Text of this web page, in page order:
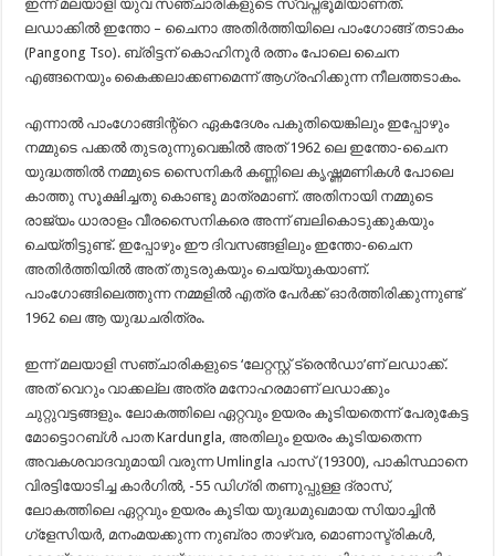
ഇന്ന് മലയാളി യുവ സഞ്ചാരികളുടെ സ്വപ്നഭൂമിയാണത്.
ലഡാക്കിൽ ഇന്തോ – ചൈനാ അതിർത്തിയിലെ പാംഗോങ്ങ് തടാകം
(Pangong Tso). ബ്രിട്ടന് കൊഹിനൂർ രത്നം പോലെ ചൈന
എങ്ങനെയും കൈക്കലാക്കണമെന്ന് ആഗ്രഹിക്കുന്ന നീലത്തടാകം.
എന്നാൽ പാംഗോങ്ങിന്റ്റെ ഏകദേശം പകുതിയെങ്കിലും ഇപ്പോഴും
നമ്മുടെ പക്കൽ തുടരുന്നുവെങ്കിൽ അത് 1962 ലെ ഇന്തോ-ചൈന
യുദ്ധത്തിൽ നമ്മുടെ സൈനികർ കണ്ണിലെ കൃഷ്ണമണികൾ പോലെ
കാത്തു സൂക്ഷിച്ചതു കൊണ്ടു മാത്രമാണ്. അതിനായി നമ്മുടെ
രാജ്യം ധാരാളം വീരസൈനികരെ അന്ന് ബലികൊടുക്കുകയും
ചെയ്തിട്ടുണ്ട്. ഇപ്പോഴും ഈ ദിവസങ്ങളിലും ഇന്തോ-ചൈന
അതിർത്തിയിൽ അത് തുടരുകയും ചെയ്യുകയാണ്.
പാംഗോങ്ങിലെത്തുന്ന നമ്മളിൽ എത്ര പേർക്ക് ഓർത്തിരിക്കുന്നുണ്ട്
1962 ലെ ആ യുദ്ധചരിത്രം.
ഇന്ന് മലയാളി സഞ്ചാരികളുടെ ‘ലേറ്റസ്റ്റ് ട്രെൻഡാ’ണ് ലഡാക്ക്.
അത് വെറും വാക്കല്ല അത്ര മനോഹരമാണ് ലഡാക്കും
ചുറ്റുവട്ടങ്ങളും. ലോകത്തിലെ ഏറ്റവും ഉയരം കൂടിയതെന്ന് പേരുകേട്ട
മോട്ടൊറബ്ൾ പാത Kardungla, അതിലും ഉയരം കൂടിയതെന്ന
അവകശവാദവുമായി വരുന്ന Umlingla പാസ് (19300), പാകിസ്ഥാനെ
വിരട്ടിയോടിച്ച കാർഗിൽ, -55 ഡിഗ്രി തണുപ്പുള്ള ദ്രാസ്,
ലോകത്തിലെ ഏറ്റവും ഉയരം കൂടിയ യുദ്ധമുഖമായ സിയാച്ചിൻ
ഗ്ളേസിയർ, മനംമയക്കുന്ന നുബ്രാ താഴ്വര, മൊണാസ്ട്രികൾ,